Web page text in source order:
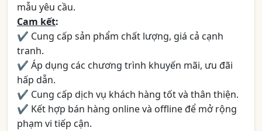
mẫu yêu cầu.
Cam kết:
✔ Cung cấp sản phẩm chất lượng, giá cả cạnh
tranh.
✔ Áp dụng các chương trình khuyến mãi, ưu đãi
hấp dẫn.
✔ Cung cấp dịch vụ khách hàng tốt và thân thiện.
✔ Kết hợp bán hàng online và offline để mở rộng
phạm vi tiếp cận.